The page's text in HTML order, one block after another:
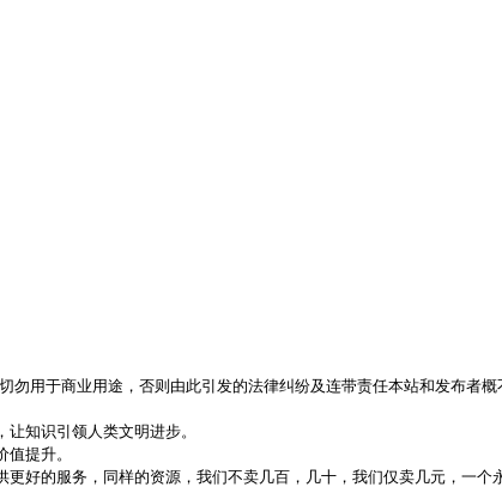
勿用于商业用途，否则由此引发的法律纠纷及连带责任本站和发布者
知识引领人类文明进步。
提升。
好的服务，同样的资源，我们不卖几百，几十，我们仅卖几元，一个